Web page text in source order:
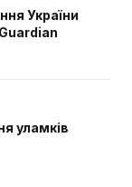
України
уламків